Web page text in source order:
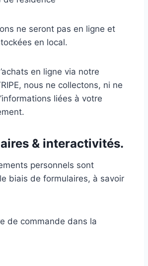
ne seront pas en ligne et
en local.
en ligne via notre
nous ne collectons, ni ne
liées à votre
& interactivités.
personnels sont
biais de formulaires, à savoir
de commande dans la